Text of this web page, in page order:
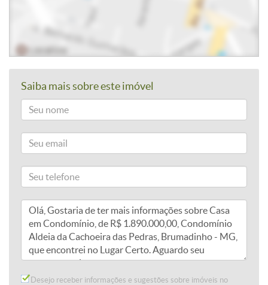
Saiba mais sobre este imóvel
Desejo receber informações e sugestões sobre imóveis no